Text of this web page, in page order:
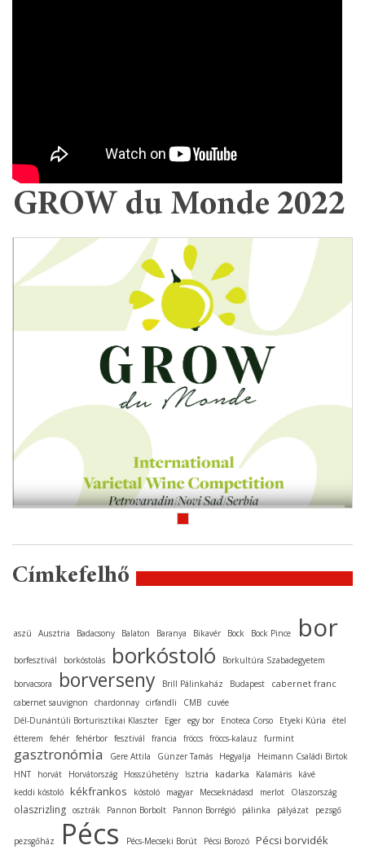
GROW du Monde 2022
Címkefelhő
aszú Ausztria Badacsony Balaton Baranya Bikavér Bock Bock Pince bor
borfesztivál borkóstolás borkóstoló Borkultúra Szabadegyetem
borvacsora borverseny Brill Pálinkaház Budapest cabernet franc
cabernet sauvignon chardonnay cirfandli CMB cuvée
Dél-Dunántúli Borturisztikai Klaszter
Eger egy bor Enoteca Corso Etyeki Kúria
étel
étterem
fehér fehérbor fesztivál francia fröccs fröccs-kalauz furmint
gasztronómia Gere Attila Günzer Tamás Hegyalja
Heimann Családi Birtok
HNT
horvát Horvátország Hosszúhetény Isztria kadarka Kalamáris
kávé
keddi kóstoló kékfrankos kóstoló magyar Mecseknádasd merlot Olaszország
olaszrizling osztrák Pannon Borbolt Pannon Borrégió pálinka pályázat pezsgő
pezsgőház Pécs Pécs-Mecseki Borút Pécsi Borozó Pécsi borvidék